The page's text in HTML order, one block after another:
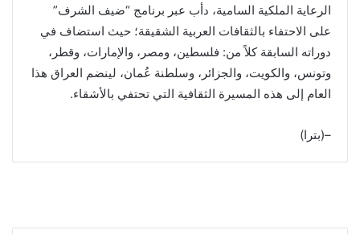
الرعاية الملكية السامية، دأب عبر برنامج “ضيف الشرف”
على الاحتفاء بالثقافات العربية الشقيقة؛ حيث استضاف في
دوراته السابقة كلاً من: فلسطين، ومصر، والإمارات، وقطر،
وتونس، والكويت، والجزائر، وسلطنة عُمان، لينضم العراق هذا
العام إلى هذه المسيرة الثقافية التي تحتفي بالأشقاء.
–(بترا)